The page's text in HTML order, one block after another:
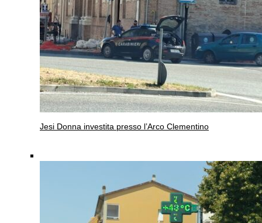
Jesi Donna investita presso l’Arco Clementino